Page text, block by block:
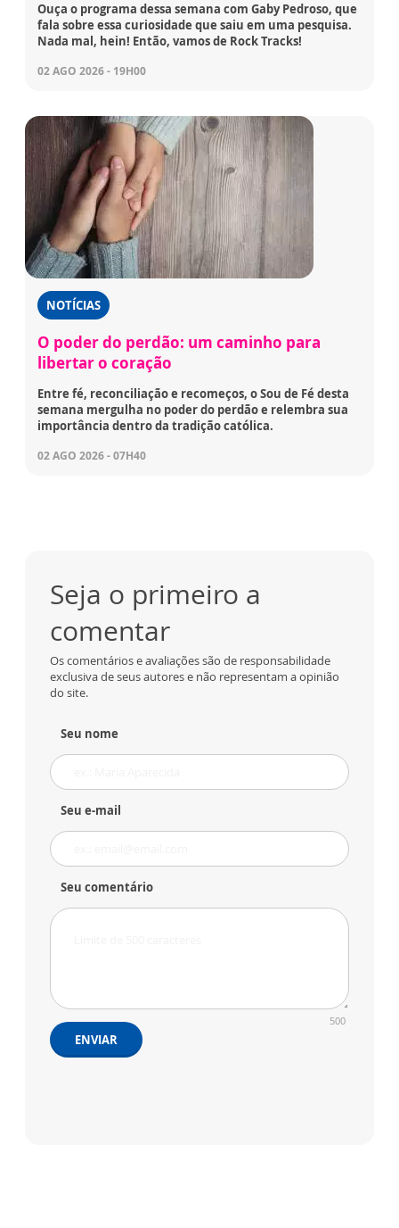
Ouça o programa dessa semana com Gaby Pedroso, que
fala sobre essa curiosidade que saiu em uma pesquisa.
Nada mal, hein! Então, vamos de Rock Tracks!
02 AGO 2026 - 19H00
NOTÍCIAS
O poder do perdão: um caminho para
libertar o coração
Entre fé, reconciliação e recomeços, o Sou de Fé desta
semana mergulha no poder do perdão e relembra sua
importância dentro da tradição católica.
02 AGO 2026 - 07H40
Seja o primeiro a
comentar
Os comentários e avaliações são de responsabilidade
exclusiva de seus autores e não representam a opinião
do site.
Seu nome
Seu e-mail
Seu comentário
500
ENVIAR